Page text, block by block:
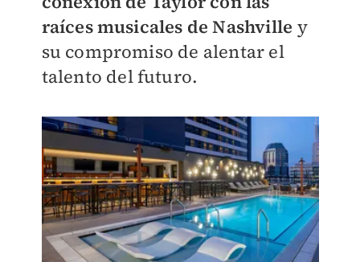
raíces musicales de Nashville y
su compromiso de alentar el
talento del futuro.